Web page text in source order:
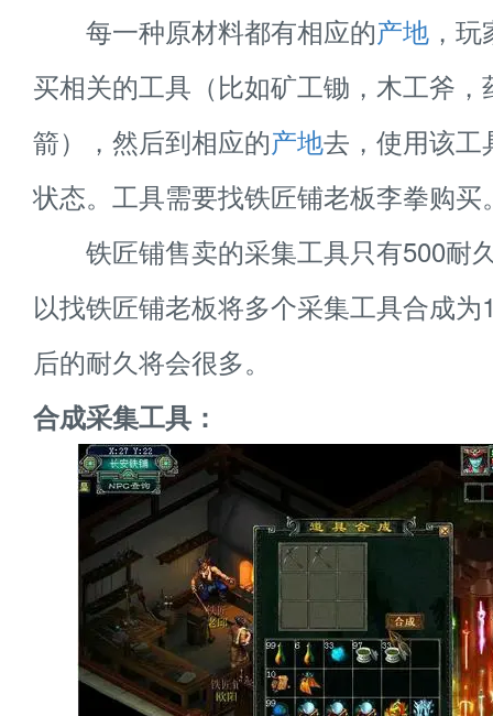
每一种原材料都有相应的产地 ，
买相关的工具（比如矿工锄，木工斧
箭），然后到相应的产地去，使用该工
状态。工具需要找铁匠铺老板李拳购买
铁匠铺售卖的采集工具只有500耐
以找铁匠铺老板将多个采集工具合成
后的耐久将会很多。
合成采集工具：